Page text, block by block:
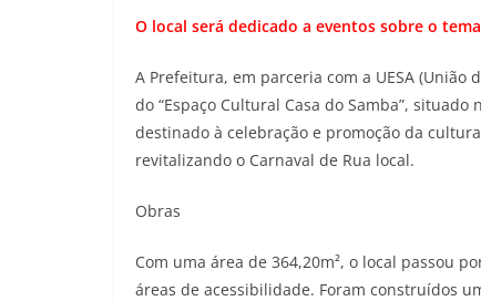
O local será dedicado a eventos sobre o
A Prefeitura, em parceria com a UESA (União
do “Espaço Cultural Casa do Samba”,
destinado à celebração e promoção da
revitalizando o Carnaval de Rua local.
Obras
Com uma área de 364,20m², o local passou
áreas de acessibilidade. Foram construídos